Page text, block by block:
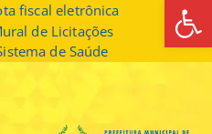
fiscal eletrônica
de Licitações
de Saúde